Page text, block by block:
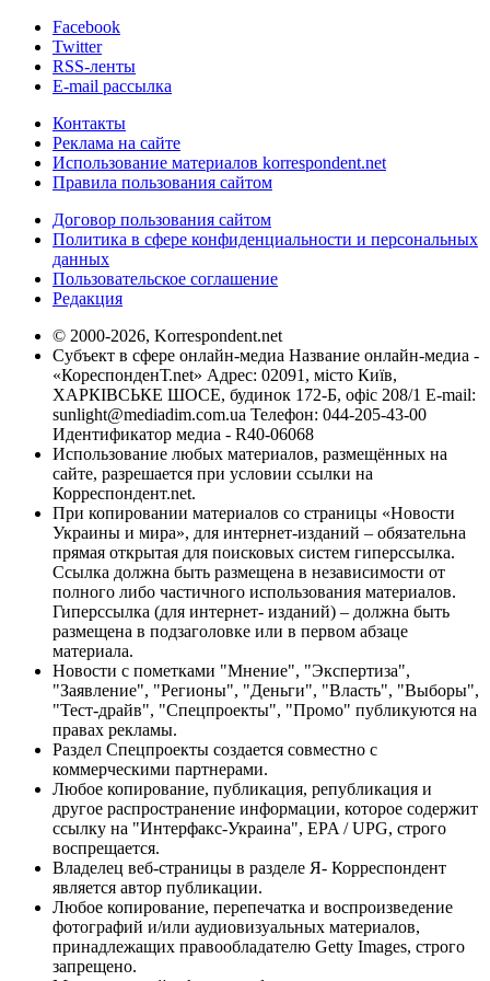
Facebook
Twitter
RSS-ленты
E-mail рассылка
Контакты
Реклама на сайте
Использование материалов korrespondent.net
Правила пользования сайтом
Договор пользования сайтом
Политика в сфере конфиденциальности и персональных
данных
Пользовательское соглашение
Редакция
© 2000-2026, Korrespondent.net
Субъект в сфере онлайн-медиа Название онлайн-медиа -
«КореспонденТ.net» Адрес: 02091, місто Київ,
ХАРКІВСЬКЕ ШОСЕ, будинок 172-Б, офіс 208/1 E-mail:
sunlight@mediadim.com.ua Телефон: 044-205-43-00
Идентификатор медиа - R40-06068
Использование любых материалов, размещённых на
сайте, разрешается при условии ссылки на
Корреспондент.net.
При копировании материалов со страницы «Новости
Украины и мира», для интернет-изданий – обязательна
прямая открытая для поисковых систем гиперссылка.
Ссылка должна быть размещена в независимости от
полного либо частичного использования материалов.
Гиперссылка (для интернет- изданий) – должна быть
размещена в подзаголовке или в первом абзаце
материала.
Новости с пометками "Мнение", "Экспертиза",
"Заявление", "Регионы", "Деньги", "Власть", "Выборы",
"Тест-драйв", "Спецпроекты", "Промо" публикуются на
правах рекламы.
Раздел Спецпроекты создается совместно с
коммерческими партнерами.
Любое копирование, публикация, републикация и
другое распространение информации, которое содержит
ссылку на "Интерфакс-Украина", EPA / UPG, строго
воспрещается.
Владелец веб-страницы в разделе Я- Корреспондент
является автор публикации.
Любое копирование, перепечатка и воспроизведение
фотографий и/или аудиовизуальных материалов,
принадлежащих правообладателю Getty Images, строго
запрещено.